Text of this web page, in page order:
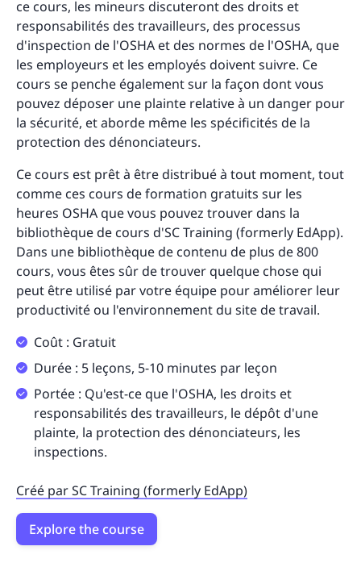
ce cours, les mineurs discuteront des droits et
responsabilités des travailleurs, des processus
d'inspection de l'OSHA et des normes de l'OSHA, que
les employeurs et les employés doivent suivre. Ce
cours se penche également sur la façon dont vous
pouvez déposer une plainte relative à un danger pour
la sécurité, et aborde même les spécificités de la
protection des dénonciateurs.
Ce cours est prêt à être distribué à tout moment, tout
comme ces cours de formation gratuits sur les
heures OSHA que vous pouvez trouver dans la
bibliothèque de cours d'SC Training (formerly EdApp).
Dans une bibliothèque de contenu de plus de 800
cours, vous êtes sûr de trouver quelque chose qui
peut être utilisé par votre équipe pour améliorer leur
productivité ou l'environnement du site de travail.
Coût : Gratuit
Durée : 5 leçons, 5-10 minutes par leçon
Portée : Qu'est-ce que l'OSHA, les droits et
responsabilités des travailleurs, le dépôt d'une
plainte, la protection des dénonciateurs, les
inspections.
Créé par SC Training (formerly EdApp)
Explore the course